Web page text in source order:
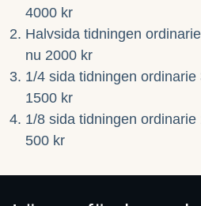
4000 kr
Halvsida tidningen
nu 2000 kr
1/4 sida tidningen
1500 kr
1/8 sida tidningen
500 kr